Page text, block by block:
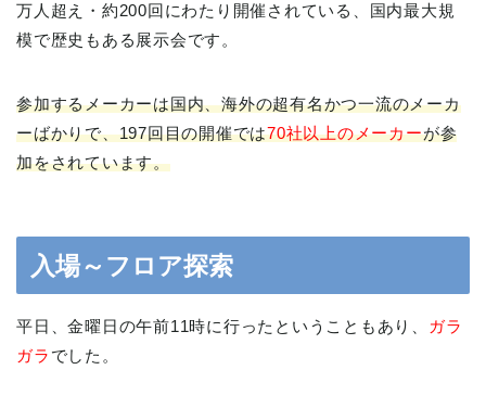
万人超え・約200回にわたり開催されている、国内最大規
模で歴史もある展示会です。
参加するメーカーは国内、海外の超有名かつ一流のメーカ
ーばかりで、197回目の開催では70社以上のメーカーが参
加をされています。
入場～フロア探索
平日、金曜日の午前11時に行ったということもあり、
ガラ
ガラ でした。